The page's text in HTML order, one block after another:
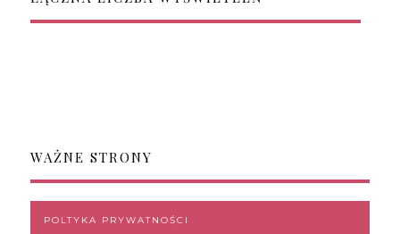
WAŻNE STRONY
POLTYKA PRYWATNOŚCI